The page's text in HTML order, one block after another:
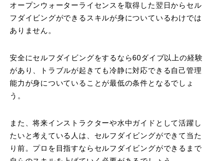
オープンウォーターライセンスを取得した翌日からセル
フダイビングができるスキルが身についているわけでは
ありません。
安全にセルフダイビングをするなら60ダイブ以上の経験
があり、トラブルが起きても冷静に対応できる自己管理
能力が身についていることが最低の条件となるでしょ
う。
また、将来インストラクターや水中ガイドとして活躍し
たいと考えている人は、セルフダイビングができて当た
り前。プロを目指すならセルフダイビングができるまで